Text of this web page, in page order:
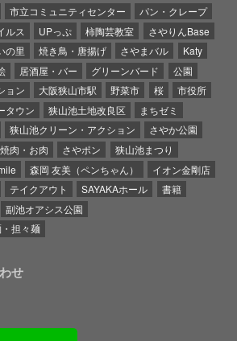
市立コミュニティセンター
パン・クレープ
ルス UPっぷ 柿陶芸教室
さやりんBase
の里 焼き鳥・唐揚げ さやまバル
Katy
居酒屋・バー グリーンバード
公園
ョン 大阪狭山市駅 野菜市 桜
市役所
タウン 狭山池土地改良区
まちゼミ
狭山池クリーン・アクション
さやか公園
焼肉・お肉 さやポン
狭山池まつり
森岡 友美（ペンちゃん）
イオン金剛店
テイクアウト SAYAKAホール
書籍
副池オアシス公園
担々麺
せ